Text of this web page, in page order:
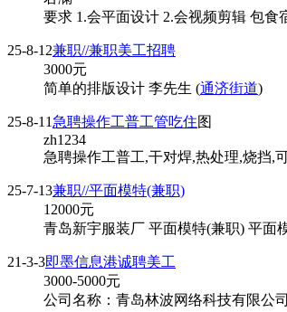
要求 1.会平面设计 2.会视频剪辑 包
25-8-12兼职//兼职美工招聘
3000元
简单的排版设计 李先生 (通济街道)
25-8-11 急聘操作工普工管吃住图
zh1234
急聘操作工普工,干对焊,热处理,烧挡,
25-7-13兼职//平面模特(兼职)
12000元
青岛新宇服装厂 平面模特(兼职) 平面
21-3-3即墨信息港诚聘美工
3000-5000元
公司名称：青岛林波网络科技有限公